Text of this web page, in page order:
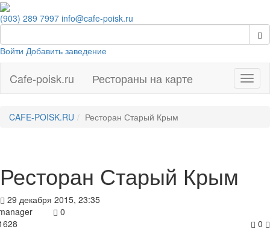
(903) 289 7997 info@cafe-poisk.ru
Войти Добавить заведение
Cafe-poisk.ru Рестораны на карте
CAFE-POISK.RU Ресторан Старый Крым
Ресторан Старый Крым
29 декабря 2015, 23:35
0
0